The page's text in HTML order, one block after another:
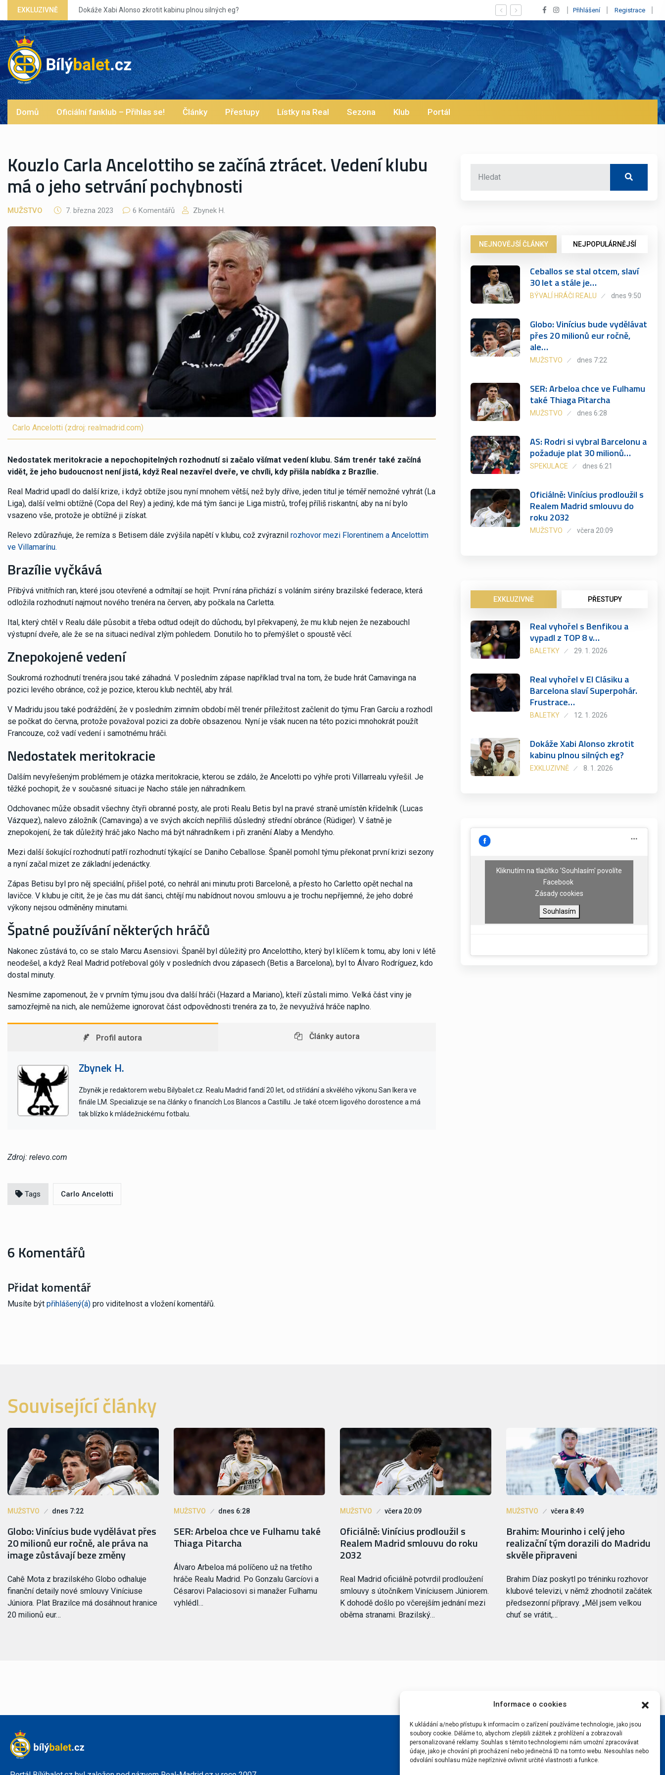
Informace o cookies
K ukládání a/nebo přístupu k informacím o zařízení používáme technologie, jako jsou
soubory cookie. Děláme to, abychom zlepšili zážitek z prohlížení a zobrazovali
personalizované reklamy. Souhlas s těmito technologiemi nám umožní zpracovávat
údaje, jako je chování při procházení nebo jedinečná ID na tomto webu. Nesouhlas nebo
odvolání souhlasu může nepříznivě ovlivnit určité vlastnosti a funkce.
EXKLUZIVNĚ
Alonso zkrotit kabinu plnou silných eg? Vypískaný Vinícius! Blíží se jeho odchod z Realu a pustí se klub na trh už v lednu? |
Přihlášení Registrace
Domů Oficiální fanklub – Přihlas se! Články Přestupy Lístky na Real Sezona Klub Portál
Kouzlo Carla Ancelottiho se začíná ztrácet. Vedení klubu
má o jeho setrvání pochybnosti
MUŽSTVO 7. března 2023 6 Komentářů Zbynek H.
Carlo Ancelotti (zdroj: realmadrid.com)
Nedostatek meritokracie a nepochopitelných rozhodnutí si začalo všímat vedení klubu. Sám trenér také začíná
vidět, že jeho budoucnost není jistá, když Real nezavřel dveře, ve chvíli, kdy přišla nabídka z Brazílie.
Real Madrid upadl do další krize, i když obtíže jsou nyní mnohem větší, než byly dříve, jeden titul je téměř nemožné vyhrát (La
Liga), další velmi obtížně (Copa del Rey) a jediný, kde má tým šanci je Liga mistrů, trofej příliš riskantní, aby na ní bylo
vsazeno vše, protože je obtížné ji získat.
Relevo zdůrazňuje, že remíza s Betisem dále zvýšila napětí v klubu, což zvýraznil rozhovor mezi Florentinem a Ancelottim
ve Villamarínu.
Brazílie vyčkává
Přibývá vnitřních ran, které jsou otevřené a odmítají se hojit. První rána přichází s voláním sirény brazilské federace, která
odložila rozhodnutí najmout nového trenéra na červen, aby počkala na Carletta.
Ital, který chtěl v Realu dále působit a třeba odtud odejít do důchodu, byl překvapený, že mu klub nejen že nezabouchl
výstupní dveře, ale že se na situaci nedíval zlým pohledem. Donutilo ho to přemýšlet o spoustě věcí.
Znepokojené vedení
Soukromá rozhodnutí trenéra jsou také záhadná. V posledním zápase například trval na tom, že bude hrát Camavinga na
pozici levého obránce, což je pozice, kterou klub nechtěl, aby hrál.
V Madridu jsou také podráždění, že v posledním zimním období měl trenér příležitost začlenit do týmu Fran Garcíu a rozhodl
se počkat do června, protože považoval pozici za dobře obsazenou. Nyní je však nucen na této pozici mnohokrát použít
Francouze, což vadí vedení i samotnému hráči.
Nedostatek meritokracie
Dalším nevyřešeným problémem je otázka meritokracie, kterou se zdálo, že Ancelotti po výhře proti Villarrealu vyřešil. Je
těžké pochopit, že v současné situaci je Nacho stále jen náhradníkem.
Odchovanec může obsadit všechny čtyři obranné posty, ale proti Realu Betis byl na pravé straně umístěn křídelník (Lucas
Vázquez), nalevo záložník (Camavinga) a ve svých akcích nepříliš důsledný střední obránce (Rüdiger). V šatně je
znepokojení, že tak důležitý hráč jako Nacho má být náhradníkem i při zranění Alaby a Mendyho.
Mezi další šokující rozhodnutí patří rozhodnutí týkající se Daniho Ceballose. Španěl pomohl týmu překonat první krizi sezony
a nyní začal mizet ze základní jedenáctky.
Zápas Betisu byl pro něj speciální, přišel poté, co nehrál ani minutu proti Barceloně, a přesto ho Carletto opět nechal na
lavičce. V klubu je cítit, že je čas mu dát šanci, chtějí mu nabídnout novou smlouvu a je trochu nepříjemné, že jeho dobré
výkony nejsou odměněny minutami.
Špatné používání některých hráčů
Nakonec zůstává to, co se stalo Marcu Asensiovi. Španěl byl důležitý pro Ancelottiho, který byl klíčem k tomu, aby loni v létě
neodešel, a když Real Madrid potřeboval góly v posledních dvou zápasech (Betis a Barcelona), byl to Álvaro Rodríguez, kdo
dostal minuty.
Nesmíme zapomenout, že v prvním týmu jsou dva další hráči (Hazard a Mariano), kteří zůstali mimo. Velká část viny je
samozřejmě na nich, ale nemůžeme ignorovat část odpovědnosti trenéra za to, že nevyužívá hráče naplno.
Profil autora Články autora
Zbynek H.
Zbyněk je redaktorem webu Bilybalet.cz. Realu Madrid fandí 20 let, od střídání a skvělého výkonu San Ikera ve
finále LM. Specializuje se na články o financích Los Blancos a Castillu. Je také otcem ligového dorostence a má
tak blízko k mládežnickému fotbalu.
Zdroj: relevo.com
Tags Carlo Ancelotti
6 Komentářů
Přidat komentář
Musíte být přihlášený(á) pro viditelnost a vložení komentářů.
NEJNOVĚJŠÍ ČLÁNKY NEJPOPULÁRNĚJŠÍ
Ceballos se stal otcem, slaví
30 let a stále je…
BÝVALÍ HRÁČI REALU dnes 9:50
Globo: Vinícius bude vydělávat
přes 20 milionů eur ročně,
ale…
MUŽSTVO dnes 7:22
SER: Arbeloa chce ve Fulhamu
také Thiaga Pitarcha
MUŽSTVO dnes 6:28
AS: Rodri si vybral Barcelonu a
požaduje plat 30 milionů…
SPEKULACE dnes 6:21
Oficiálně: Vinícius prodloužil s
Realem Madrid smlouvu do
roku 2032
MUŽSTVO včera 20:09
EXKLUZIVNĚ PŘESTUPY
Real vyhořel s Benfikou a
vypadl z TOP 8 v…
BALETKY 29. 1. 2026
Real vyhořel v El Clásiku a
Barcelona slaví Superpohár.
Frustrace…
BALETKY 12. 1. 2026
Dokáže Xabi Alonso zkrotit
kabinu plnou silných eg?
EXKLUZIVNĚ 8. 1. 2026
Kliknutím na tlačítko 'Souhlasím' povolíte
Facebook
Zásady cookies
Souhlasím
Související články
MUŽSTVO dnes 7:22
Globo: Vinícius bude vydělávat přes
20 milionů eur ročně, ale práva na
image zůstávají beze změny
Cahê Mota z brazilského Globo odhaluje
finanční detaily nové smlouvy Viníciuse
Júniora. Plat Brazilce má dosáhnout hranice
20 milionů eur…
MUŽSTVO dnes 6:28
SER: Arbeloa chce ve Fulhamu také
Thiaga Pitarcha
Álvaro Arbeloa má políčeno už na třetího
hráče Realu Madrid. Po Gonzalu Garcíovi a
Césarovi Palaciosovi si manažer Fulhamu
vyhlédl…
MUŽSTVO včera 20:09
Oficiálně: Vinícius prodloužil s
Realem Madrid smlouvu do roku
2032
Real Madrid oficiálně potvrdil prodloužení
smlouvy s útočníkem Viníciusem Júniorem.
K dohodě došlo po včerejším jednání mezi
oběma stranami. Brazilský…
MUŽSTVO včera 8:49
Brahim: Mourinho i celý jeho
realizační tým dorazili do Madridu
skvěle připraveni
Brahim Díaz poskytl po tréninku rozhovor
klubové televizi, v němž zhodnotil začátek
předsezonní přípravy. „Měl jsem velkou
chuť se vrátit,…